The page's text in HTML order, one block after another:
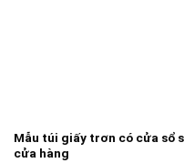
Mẫu túi giấy trơn có cửa sổ
cửa hàng